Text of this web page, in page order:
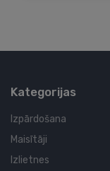
Kategorijas
Izpārdošana
Maisītāji
Izlietnes